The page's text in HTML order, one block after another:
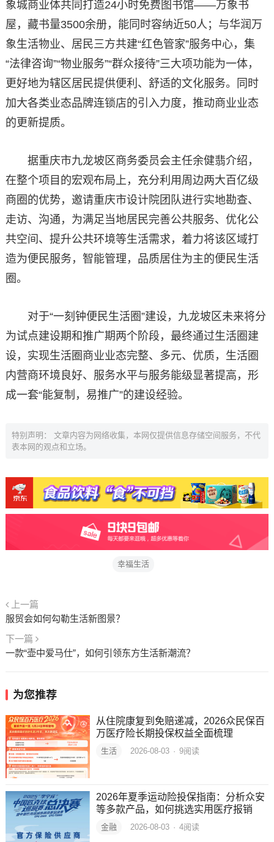
象城商业体共同打造24小时免费图书馆——万象书
屋，藏书量3500余册，能同时容纳近50人；与华润万
象生活物业、居民三方共建“红色管家”服务中心，集
“法律咨询”“物业服务”“群众接待”三大项功能为一体，
更好地为辖区居民提供便利、舒适的文化服务。同时
加大各类业态品牌连锁店的引入力度，推动商业业态
的更新提质。
据重庆市九龙坡区商务委员会主任余健翡介绍，
在整个项目的宏观布局上，充分利用周边两大百亿级
商圈的优势，邀请重庆市设计院团队进行实地勘查、
走访、沟通，为满足当地居民完善公共服务、优化公
共空间、提升公共环境等生活需求，着力将该区域打
造为便民服务，智能管理，品质居住为主的便民生活
圈。
对于“一刻钟便民生活圈”建设，九龙坡区未来将分
为试点建设期和推广期两个阶段，最终通过生活圈建
设，实现生活圈商业业态完整、多元、优质，生活圈
内营商环境良好、服务水平与服务能级显著提高，形
成一套“能复制，易推广”的建设经验。
特别声明： 文章内容为网络收集，本网仅提供信息存储空间服务，不代
表本网的观点和立场。
幸福生活
上一篇
服贸会如何勾勒生活新图景？
下一篇
一款“壶中爱马仕”，如何引领东方生活新潮流？
为您推荐
从住院康复到免赔递减，2026众民保百
万医疗险长期投保权益全面梳理
生活 2026-08-03 · 9阅读
2026年夏季运动险投保指南：分析众安
等多款产品，如何挑选实用医疗报销
金融 2026-08-03 · 4阅读